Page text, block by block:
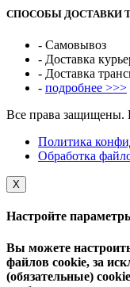
СПОСОБЫ ДОСТАВКИ
- Самовывоз
- Доставка
- Доставка
- подробнее >>>
Все права защищены.
Политика
Обработка
Х
Настройте
Вы можете
файлов cookie, за
(обязательные)